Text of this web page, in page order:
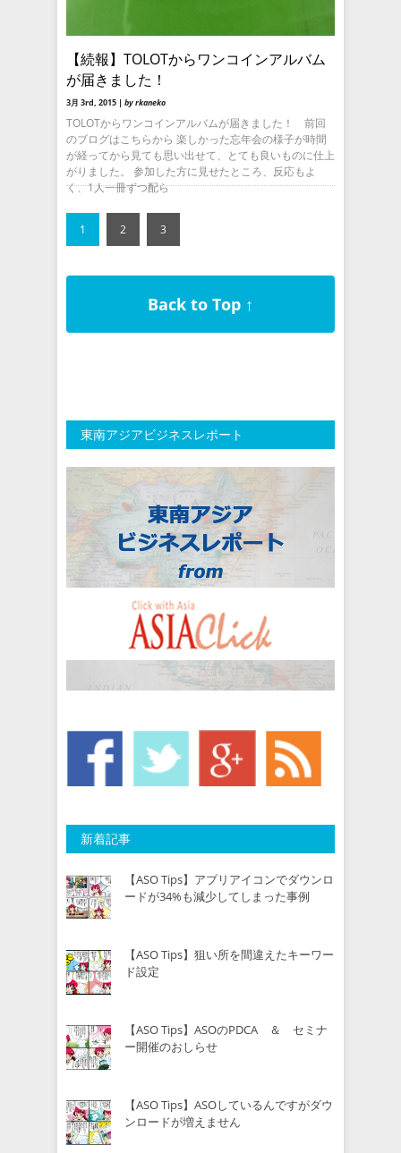
【続報】TOLOTからワンコインアルバム
が届きました！
3月 3rd, 2015 | by rkaneko
TOLOTからワンコインアルバムが届きました！ 前回
のブログはこちらから 楽しかった忘年会の様子が時間
が経ってから見ても思い出せて、とても良いものに仕上
がりました。 参加した方に見せたところ、反応もよ
く、1人一冊ずつ配ら
1 2 3
Back to Top ↑
東南アジアビジネスレポート
新着記事
【ASO Tips】アプリアイコンでダウンロ
ードが34%も減少してしまった事例
【ASO Tips】狙い所を間違えたキーワー
ド設定
【ASO Tips】ASOのPDCA ＆ セミナ
ー開催のおしらせ
【ASO Tips】ASOしているんですがダウ
ンロードが増えません